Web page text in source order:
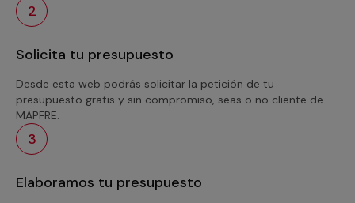
2
Solicita tu presupuesto
Desde esta web podrás solicitar la petición de tu
presupuesto gratis y sin compromiso, seas o no cliente de
MAPFRE.
3
Elaboramos tu presupuesto